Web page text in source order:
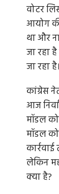
वोटर
आयोग
था और
जा रहा
जा रहा
कांग्रेस
आज
मॉडल
मॉडल
लेकिन
क्या है?
बड़ा आंदोलन
कि बिहार में